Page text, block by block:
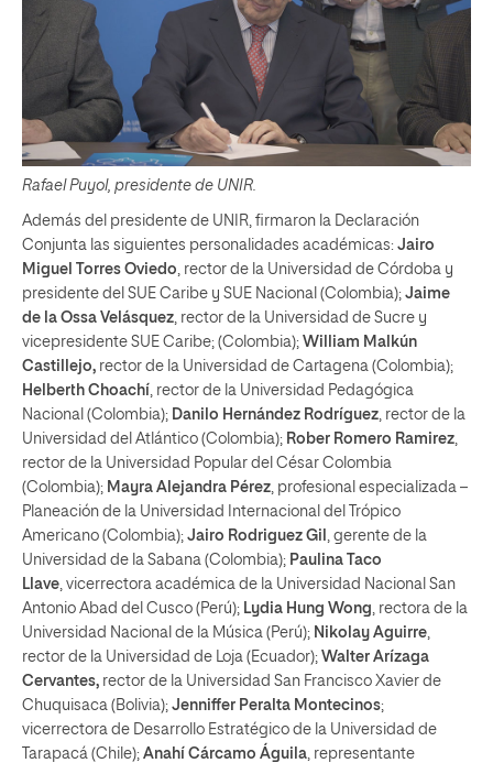
Rafael Puyol, presidente de UNIR.
Además del presidente de UNIR, firmaron la Declaración
Conjunta las siguientes personalidades académicas: Jairo
Miguel Torres Oviedo, rector de la Universidad de Córdoba y
presidente del SUE Caribe y SUE Nacional (Colombia); Jaime
de la Ossa Velásquez, rector de la Universidad de Sucre y
vicepresidente SUE Caribe; (Colombia); William Malkún
Castillejo, rector de la Universidad de Cartagena (Colombia);
Helberth Choachí, rector de la Universidad Pedagógica
Nacional (Colombia); Danilo Hernández Rodríguez, rector de la
Universidad del Atlántico (Colombia); Rober Romero Ramirez,
rector de la Universidad Popular del César Colombia
(Colombia); Mayra Alejandra Pérez, profesional especializada –
Planeación de la Universidad Internacional del Trópico
Americano (Colombia); Jairo Rodriguez Gil , gerente de la
Universidad de la Sabana (Colombia); Paulina Taco
Llave, vicerrectora académica de la Universidad Nacional San
Antonio Abad del Cusco (Perú); Lydia Hung Wong, rectora de la
Universidad Nacional de la Música (Perú); Nikolay Aguirre,
rector de la Universidad de Loja (Ecuador); Walter Arízaga
Cervantes, rector de la Universidad San Francisco Xavier de
Chuquisaca (Bolivia); Jenniffer Peralta Montecinos;
vicerrectora de Desarrollo Estratégico de la Universidad de
Tarapacá (Chile); Anahí Cárcamo Águila, representante